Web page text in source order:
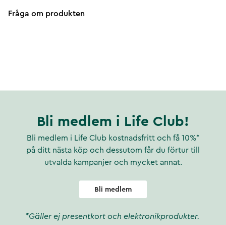
Fråga om produkten
Bli medlem i Life Club!
Bli medlem i Life Club kostnadsfritt och få 10%*
på ditt nästa köp och dessutom får du förtur till
utvalda kampanjer och mycket annat.
Bli medlem
*Gäller ej presentkort och elektronikprodukter.